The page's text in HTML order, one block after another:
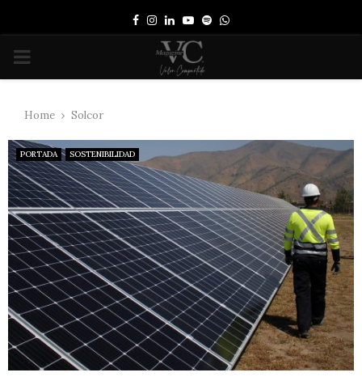
Facebook
Instagram
LinkedinYoutube
SpotifyWhatsapp
PRIMARY
Home Solcor
PORTADA SOSTENIBILIDAD